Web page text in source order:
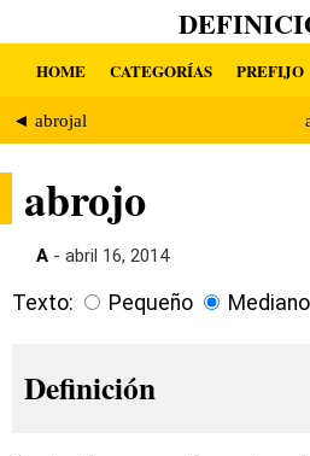
HOME CATEGORÍAS PREFIJO
◄ abrojal
abrojo
A - abril 16, 2014
Texto: Pequeño Mediano
Definición